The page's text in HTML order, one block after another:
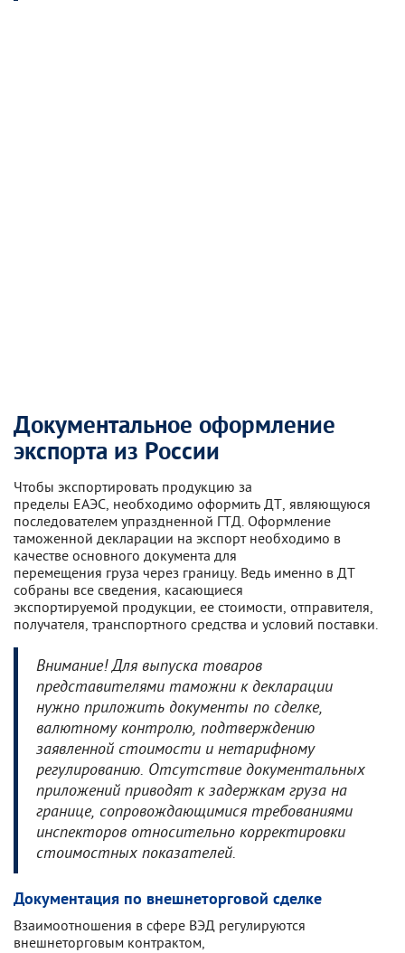
Документальное оформление
экспорта из России
Чтобы экспортировать продукцию за
пределы ЕАЭС, необходимо оформить ДТ, являющуюся
последователем упраздненной ГТД. Оформление
таможенной декларации на экспорт необходимо в
качестве основного документа для
перемещения груза через границу. Ведь именно в ДТ
собраны все сведения, касающиеся
экспортируемой продукции, ее стоимости, отправителя,
получателя, транспортного средства и условий поставки.
Внимание! Для выпуска товаров
представителями таможни к декларации
нужно приложить документы по сделке,
валютному контролю, подтверждению
заявленной стоимости и нетарифному
регулированию. Отсутствие документальных
приложений приводят к задержкам груза на
границе, сопровождающимися требованиями
инспекторов относительно корректировки
стоимостных показателей.
Документация по внешнеторговой сделке
Взаимоотношения в сфере ВЭД регулируются
внешнеторговым контрактом,